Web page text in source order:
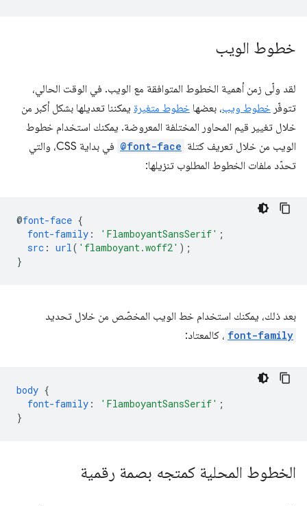
خطوط الويب
لقد ولّى زمن أهمية الخطوط المتوافقة مع الويب. في الوقت الحالي،
تتوفّر خطوط ويب، بعضها خطوط متغيرة يمكننا تعديلها بشكل أكبر من
خلال تغيير قيم المحاور المختلفة المعروضة. يمكنك استخدام خطوط
الويب من خلال تعريف كتلة @font-face
في بداية CSS، والتي
تحدّد ملفات الخطوط المطلوب تنزيلها:
@font-face {
font-family : 'FlamboyantSansSerif' ;
src : url( 'flamboyant.woff2' );
}
بعد ذلك، يمكنك استخدام خط الويب المخصّص من خلال تحديد
font-family ، كالمعتاد:
body {
font-family : 'FlamboyantSansSerif' ;
}
الخطوط المحلية كمتجه بصمة رقمية